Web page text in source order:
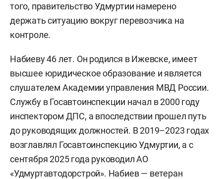
того, правительство Удмуртии намерено
держать ситуацию вокруг перевозчика на
контроле.
Набиеву 46 лет. Он родился в Ижевске, имеет
высшее юридическое образование и является
слушателем Академии управления МВД России.
Службу в Госавтоинспекции начал в 2000 году
инспектором ДПС, а впоследствии прошел путь
до руководящих должностей. В 2019–2023 годах
возглавлял Госавтоинспекцию Удмуртии, а с
сентября 2025 года руководил АО
«Удмуртавтодорстрой». Набиев — ветеран